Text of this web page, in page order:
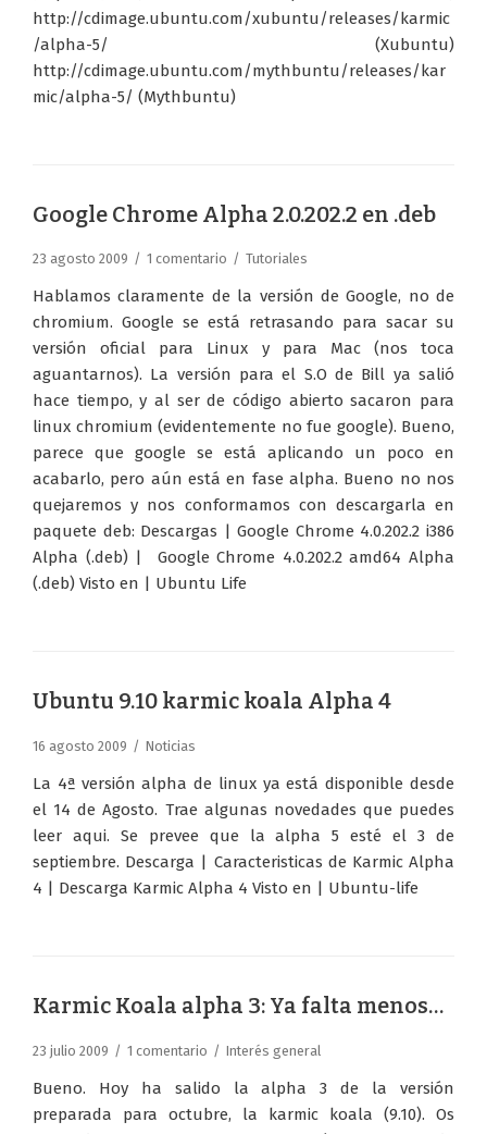
http://cdimage.ubuntu.com/xubuntu/releases/karmic
/alpha-5/ (Xubuntu)
http://cdimage.ubuntu.com/mythbuntu/releases/kar
mic/alpha-5/ (Mythbuntu)
Google Chrome Alpha 2.0.202.2 en .deb
23 agosto 2009 1 comentario Tutoriales
Hablamos claramente de la versión de Google, no de
chromium. Google se está retrasando para sacar su
versión oficial para Linux y para Mac (nos toca
aguantarnos). La versión para el S.O de Bill ya salió
hace tiempo, y al ser de código abierto sacaron para
linux chromium (evidentemente no fue google). Bueno,
parece que google se está aplicando un poco en
acabarlo, pero aún está en fase alpha. Bueno no nos
quejaremos y nos conformamos con descargarla en
paquete deb: Descargas | Google Chrome 4.0.202.2 i386
Alpha (.deb) | Google Chrome 4.0.202.2 amd64 Alpha
(.deb) Visto en | Ubuntu Life
Ubuntu 9.10 karmic koala Alpha 4
16 agosto 2009 Noticias
La 4ª versión alpha de linux ya está disponible desde
el 14 de Agosto. Trae algunas novedades que puedes
leer aqui. Se prevee que la alpha 5 esté el 3 de
septiembre. Descarga | Caracteristicas de Karmic Alpha
4 | Descarga Karmic Alpha 4 Visto en | Ubuntu-life
Karmic Koala alpha 3: Ya falta menos…
23 julio 2009 1 comentario Interés general
Bueno. Hoy ha salido la alpha 3 de la versión
preparada para octubre, la karmic koala (9.10). Os